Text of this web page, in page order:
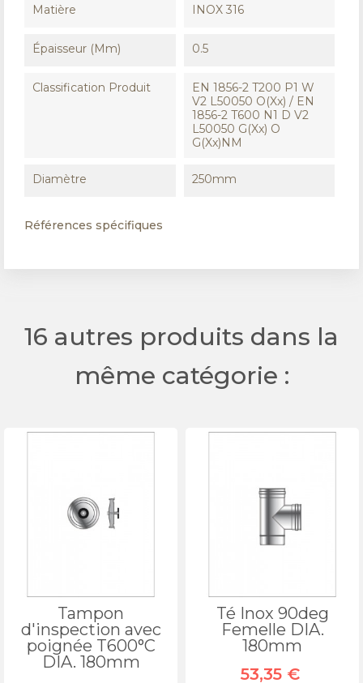
Matière INOX 316
Épaisseur (mm) 0.5
Classification Produit
EN 1856-2 T200 P1 W
V2 L50050 O(xx) / EN
1856-2 T600 N1 D V2
L50050 G(xx) O
G(xx)NM
Diamètre 250mm
Références spécifiques
16 autres produits dans la
même catégorie :
Tampon
d'inspection avec
poignée T600°C
DIA. 180mm
Té Inox 90deg
Femelle DIA.
180mm
53,35 €